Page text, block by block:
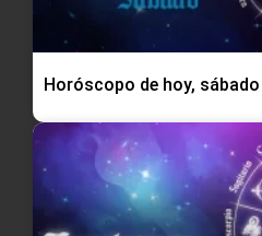
Horóscopo de hoy,